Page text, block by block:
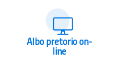
Albo pretorio on-
line